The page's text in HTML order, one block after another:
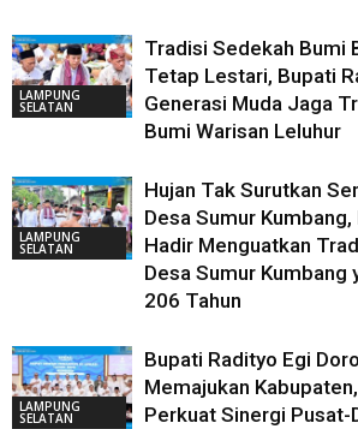
LAMPUNG
SELATAN
Tradisi Sedekah Bumi
Tetap Lestari, Bupati
Generasi Muda Jaga
Bumi Warisan Leluhur
LAMPUNG
SELATAN
Hujan Tak Surutkan
Desa Sumur
Hadir Menguatkan
Desa Sumur Kumbang
206 Tahun
LAMPUNG
SELATAN
Bupati Radityo Egi
Memajukan
Perkuat Sinergi Pusat-